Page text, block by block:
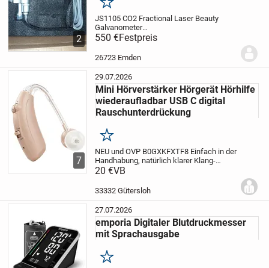
2
Merken
JS1105 CO2 Fractional Laser Beauty
Galvanometer
Scannerkopf. Ungetestet
Privatverkauf erfolgt ohne
jegliche
Garantie und keine...
550 €Festpreis
26723 Emden
7
29.07.2026
Mini Hörverstärker Hörgerät Hörhilfe
wiederaufladbar USB C digital
Rauschunterdrückung
Merken
NEU und OVPB0GXKFXTF8 Einfach in der
Handhabung, natürlich klarer Klang-
Entwickelt für unkomplizierte
einen intuitiven Schiebeschalter zum Ein-
20 €VB
33332 Gütersloh
27.07.2026
emporia Digitaler Blutdruckmesser
mit Sprachausgabe
Merken